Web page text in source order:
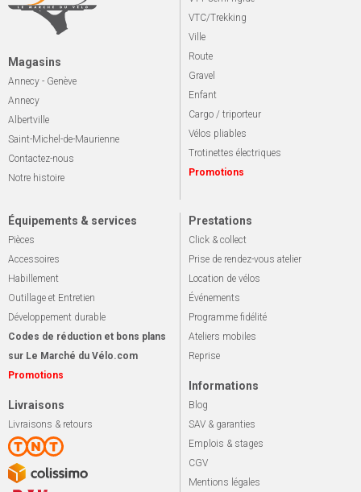
Magasins
Annecy - Genève
Annecy
Albertville
Saint-Michel-de-Maurienne
Contactez-nous
Notre histoire
VTC/Trekking
Ville
Route
Gravel
Enfant
Cargo / triporteur
Vélos pliables
Trotinettes électriques
Promotions
Équipements & services
Pièces
Accessoires
Habillement
Outillage et Entretien
Développement durable
Codes de réduction et bons plans
sur Le Marché du Vélo.com
Promotions
Livraisons
Livraisons & retours
Prestations
Click & collect
Prise de rendez-vous atelier
Location de vélos
Événements
Programme fidélité
Ateliers mobiles
Reprise
Informations
Blog
SAV & garanties
Emplois & stages
CGV
Mentions légales